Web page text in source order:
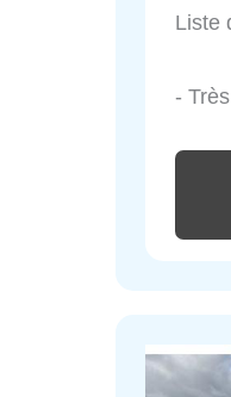
Liste
-